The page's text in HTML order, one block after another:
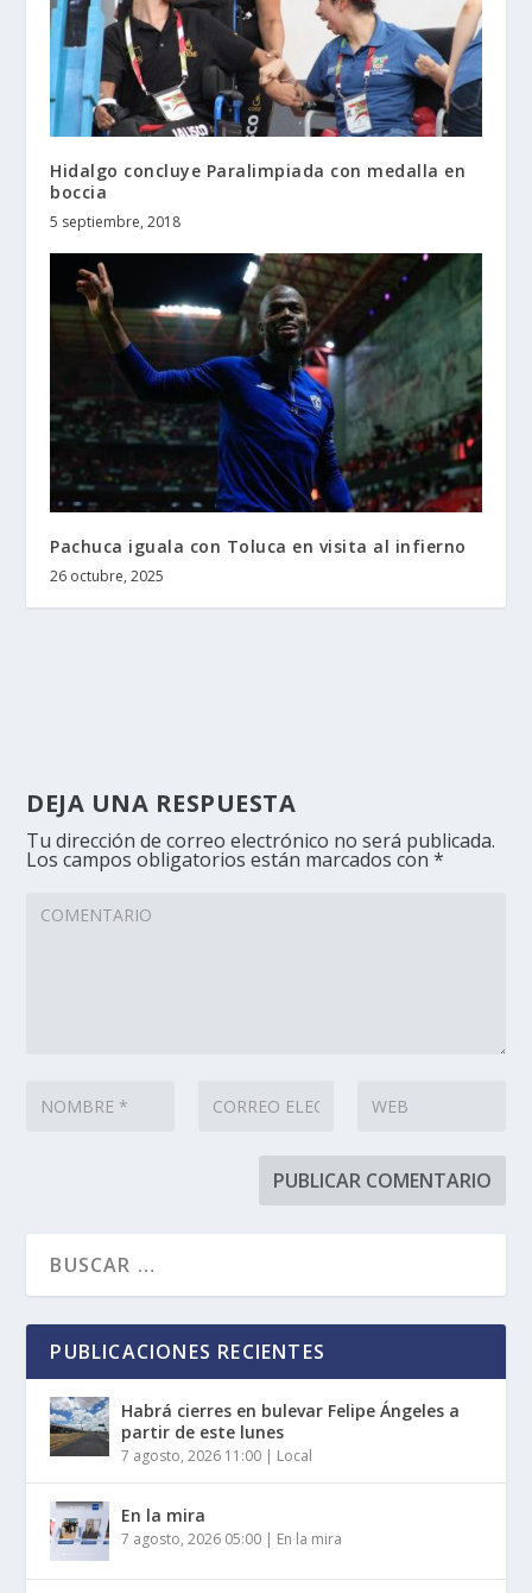
Hidalgo concluye Paralimpiada con medalla en
boccia
5 septiembre, 2018
Pachuca iguala con Toluca en visita al infierno
26 octubre, 2025
DEJA UNA RESPUESTA
Tu dirección de correo electrónico no será publicada.
Los campos obligatorios están marcados con*
PUBLICACIONES RECIENTES
Habrá cierres en bulevar Felipe Ángeles a
partir de este lunes
7 agosto, 2026 11:00 | Local
En la mira
7 agosto, 2026 05:00 | En la mira